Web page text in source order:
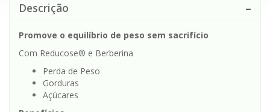
Descrição
Promove o equilíbrio de peso sem sacrifício
Com Reducose® e Berberina
Perda de Peso
Gorduras
Açúcares